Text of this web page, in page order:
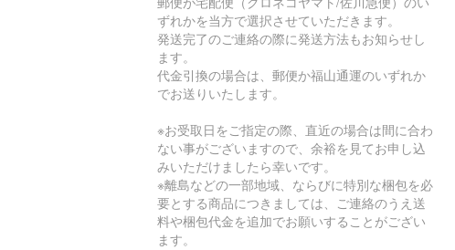
ずれかを当方で選択させていただきます。
発送完了のご連絡の際に発送方法もお知らせし
ます。
代金引換の場合は、郵便か福山通運のいずれか
でお送りいたします。
※お受取日をご指定の際、直近の場合は間に合わ
ない事がございますので、余裕を見てお申し込
みいただけましたら幸いです。
※離島などの一部地域、ならびに特別な梱包を必
要とする商品につきましては、ご連絡のうえ送
料や梱包代金を追加でお願いすることがござい
ます。